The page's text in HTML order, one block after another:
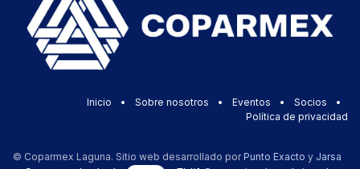
Inicio • Sobre nosotros • Eventos • Socios
•
Política de privacidad
© Coparmex Laguna. Sitio web desarrollado por Punto Exacto y Jarsa